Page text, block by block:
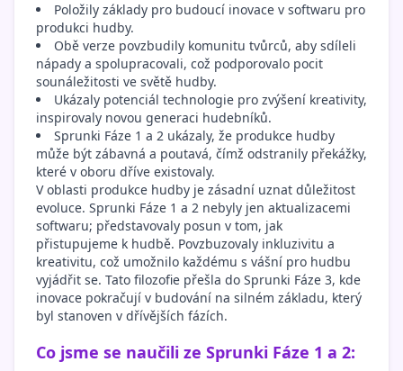
Položily základy pro budoucí inovace v softwaru pro
produkci hudby.
Obě verze povzbudily komunitu tvůrců, aby sdíleli
nápady a spolupracovali, což podporovalo pocit
sounáležitosti ve světě hudby.
Ukázaly potenciál technologie pro zvýšení kreativity,
inspirovaly novou generaci hudebníků.
Sprunki Fáze 1 a 2 ukázaly, že produkce hudby
může být zábavná a poutavá, čímž odstranily překážky,
které v oboru dříve existovaly.
V oblasti produkce hudby je zásadní uznat důležitost
evoluce. Sprunki Fáze 1 a 2 nebyly jen aktualizacemi
softwaru; představovaly posun v tom, jak
přistupujeme k hudbě. Povzbuzovaly inkluzivitu a
kreativitu, což umožnilo každému s vášní pro hudbu
vyjádřit se. Tato filozofie přešla do Sprunki Fáze 3, kde
inovace pokračují v budování na silném základu, který
byl stanoven v dřívějších fázích.
Co jsme se naučili ze Sprunki Fáze 1 a 2: